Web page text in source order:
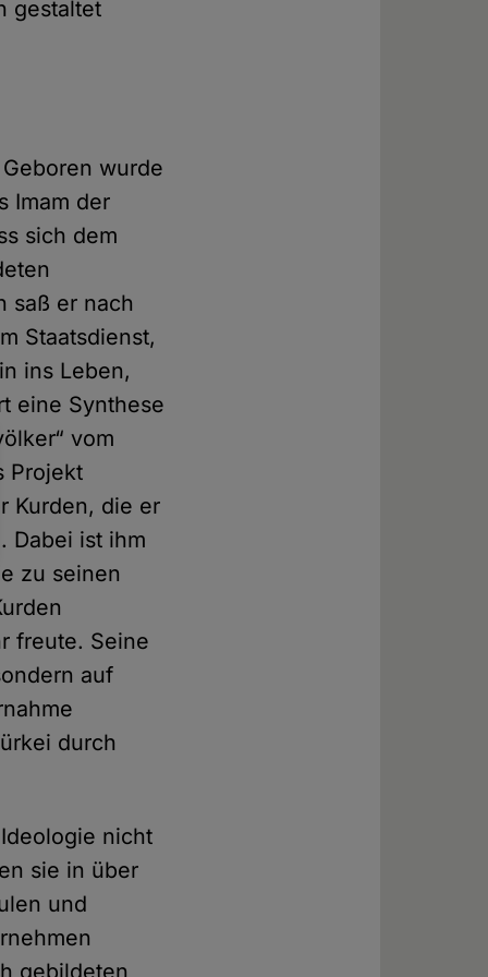
gestaltet
wurde
Imam der
sich dem
saß er nach
Staatsdienst,
ins Leben,
eine Synthese
vom
Projekt
Kurden, die er
Dabei ist ihm
zu seinen
freute. Seine
auf
durch
nicht
sie in über
und
gebildeten